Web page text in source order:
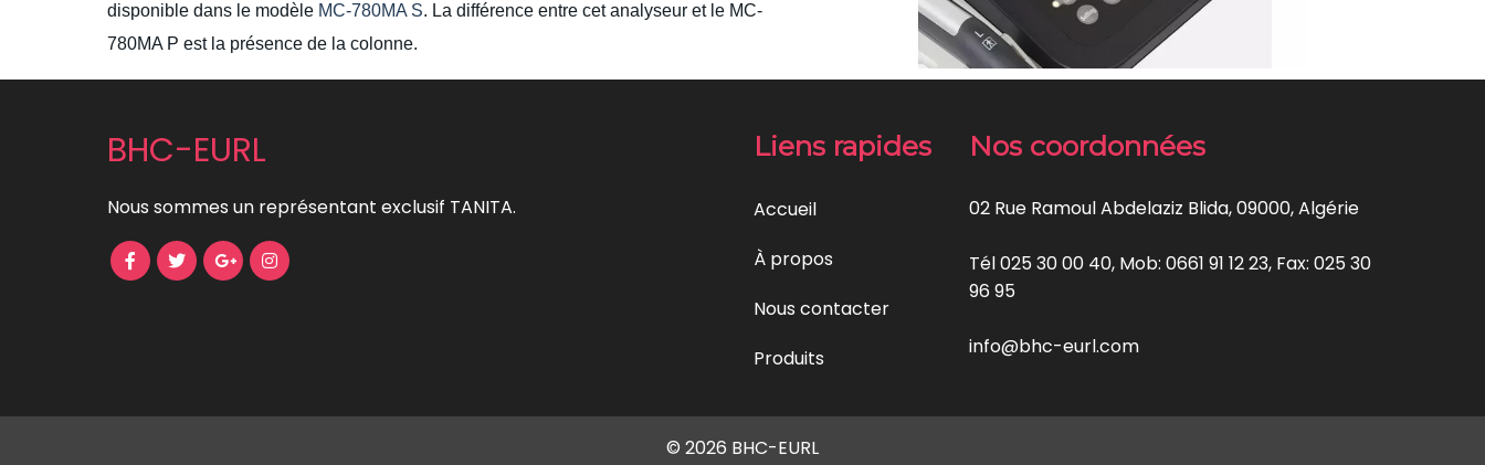
disponible dans le modèle MC-780MA S. La différence entre cet analyseur et le MC-
780MA P est la présence de la colonne.
BHC-EURL
Nous sommes un représentant exclusif TANITA.
Liens rapides
Accueil
À propos
Nous contacter
Produits
Nos coordonnées
02 Rue Ramoul Abdelaziz Blida, 09000, Algérie
Tél 025 30 00 40, Mob: 0661 91 12 23, Fax: 025 30
96 95
info@bhc-eurl.com
© 2026 BHC-EURL